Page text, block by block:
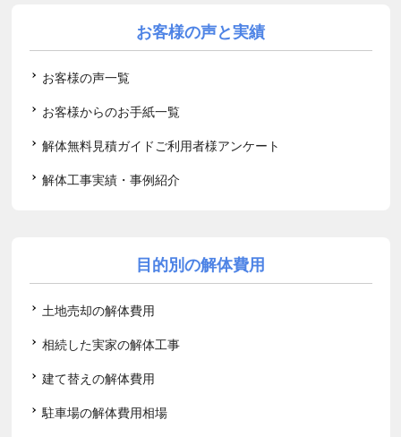
お客様の声と実績
お客様の声一覧
お客様からのお手紙一覧
解体無料見積ガイドご利用者様アンケート
解体工事実績・事例紹介
目的別の解体費用
土地売却の解体費用
相続した実家の解体工事
建て替えの解体費用
駐車場の解体費用相場